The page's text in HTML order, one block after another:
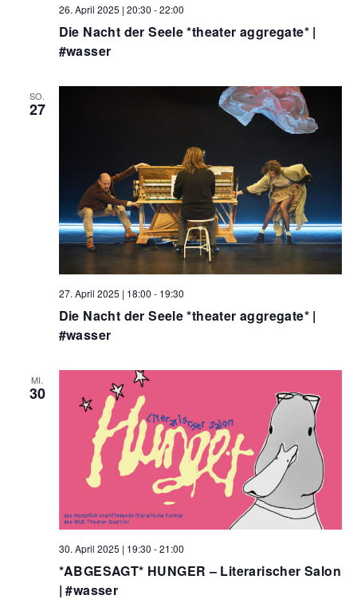
26. April 2025 | 20:30 -22:00
Die Nacht der Seele *theater aggregate* |
#wasser
SO.
27
27. April 2025 | 18:00 - 19:30
Die Nacht der Seele *theater aggregate* |
#wasser
MI.
30
30. April 2025 | 19:30 -21:00
*ABGESAGT* HUNGER – Literarischer Salon
| #wasser